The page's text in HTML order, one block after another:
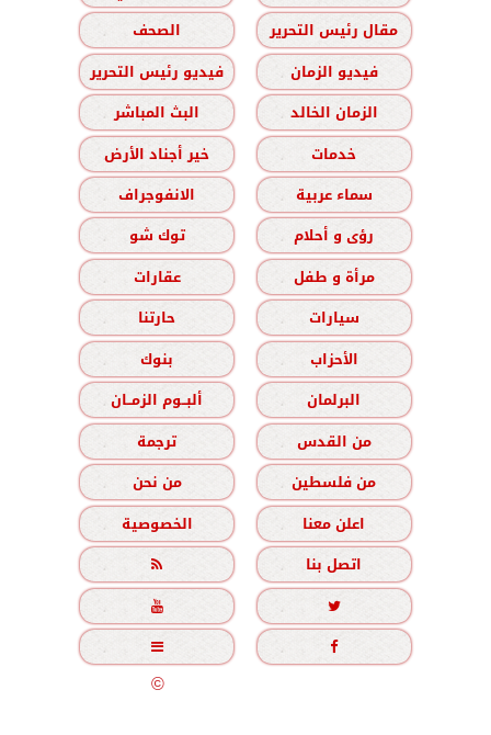
مقال رئيس التحرير
الصحف
فيديو الزمان
فيديو رئيس التحرير
الزمان الخالد
البث المباشر
خدمات
خير أجناد الأرض
سماء عربية
الانفوجراف
رؤى و أحلام
توك شو
مرأة و طفل
عقارات
سيارات
حارتنا
الأحزاب
بنوك
البرلمان
ألبــوم الزمــان
من القدس
ترجمة
من فلسطين
من نحن
اعلن معنا
الخصوصية
اتصل بنا





جميع الحقوق محفوظة©